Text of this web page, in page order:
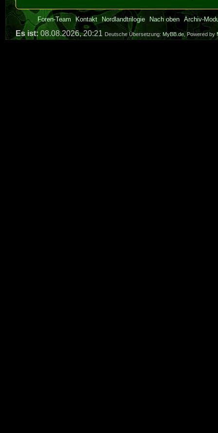
Foren-Team Kontakt Nordlandtrilogie Nach oben Archiv-
Es ist: 08.08.2026, 20:21 Deutsche Übersetzung: MyBB.de, Powered by